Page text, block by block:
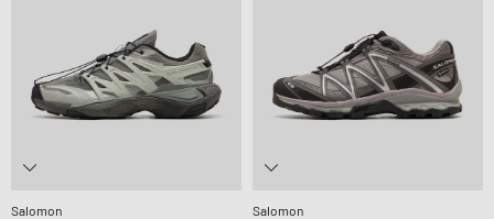
Salomon
Salomon